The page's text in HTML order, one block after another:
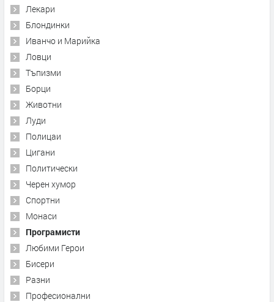
Лекари
Блондинки
Иванчо и Марийка
Ловци
Тъпизми
Борци
Животни
Луди
Полицаи
Цигани
Политически
Черен хумор
Спортни
Монаси
Програмисти
Любими Герои
Бисери
Разни
Професионални